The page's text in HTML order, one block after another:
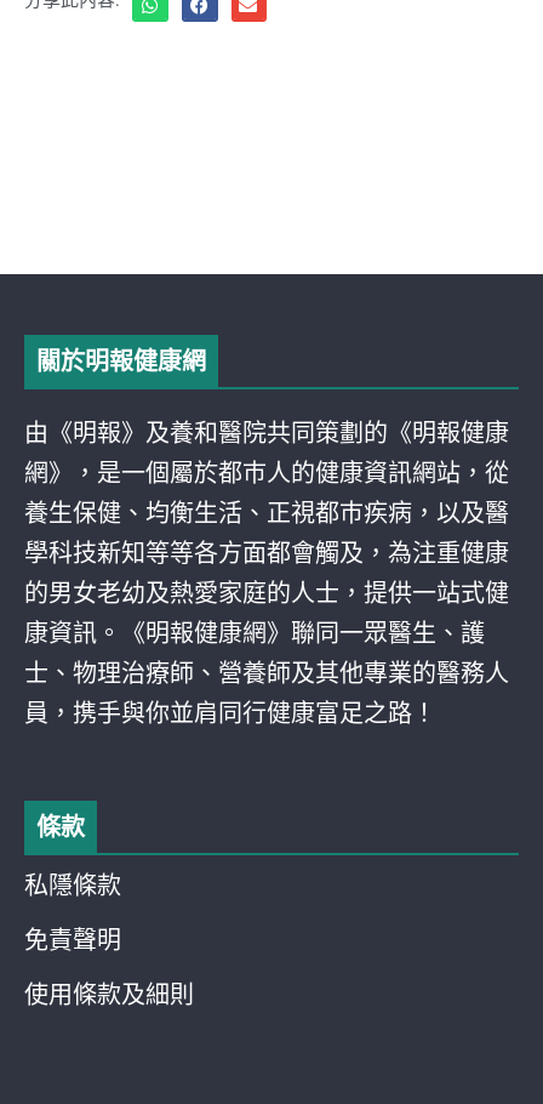
關於明報健康網
由《明報》及養和醫院共同策劃的《明報健康
網》，是一個屬於都巿人的健康資訊網站，從
養生保健、均衡生活、正視都巿疾病，以及醫
學科技新知等等各方面都會觸及，為注重健康
的男女老幼及熱愛家庭的人士，提供一站式健
康資訊。《明報健康網》聯同一眾醫生、護
士、物理治療師、營養師及其他專業的醫務人
員，携手與你並肩同行健康富足之路！
條款
私隱條款
免責聲明
使用條款及細則